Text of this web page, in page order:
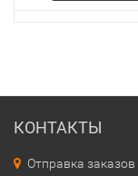
КОНТАКТЫ
Отправка